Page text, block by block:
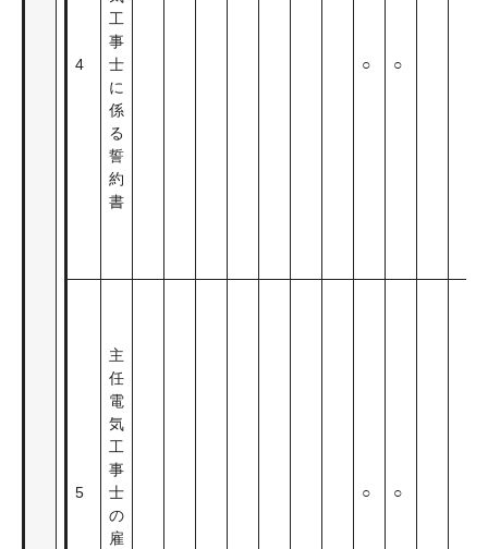
4
工
事
士
に
係
る
誓
約
書
○ ○
5
主
任
電
気
工
事
士
の
雇
○ ○